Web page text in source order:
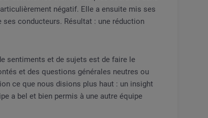
négatif. Elle a ensuite mis ses
conducteurs. Résultat : une réduction
sentiments et de sujets est de faire le
et des questions générales neutres ou
ce que nous disions plus haut : un insight
a bel et bien permis à une autre équipe